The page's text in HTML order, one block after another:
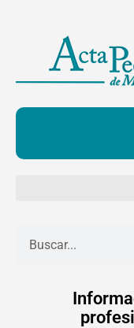
contenido